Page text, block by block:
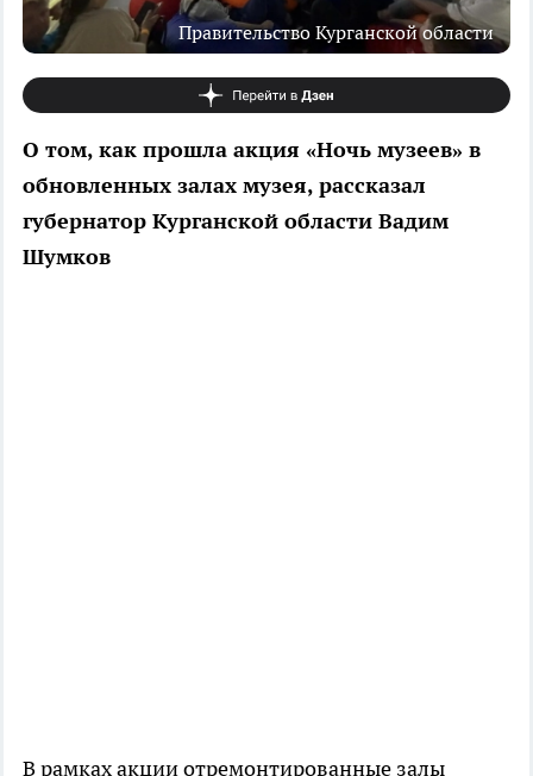
Правительство Курганской области
О том, как прошла акция «Ночь музеев» в
обновленных залах музея, рассказал
губернатор Курганской области Вадим
Шумков
В рамках акции отремонтированные залы